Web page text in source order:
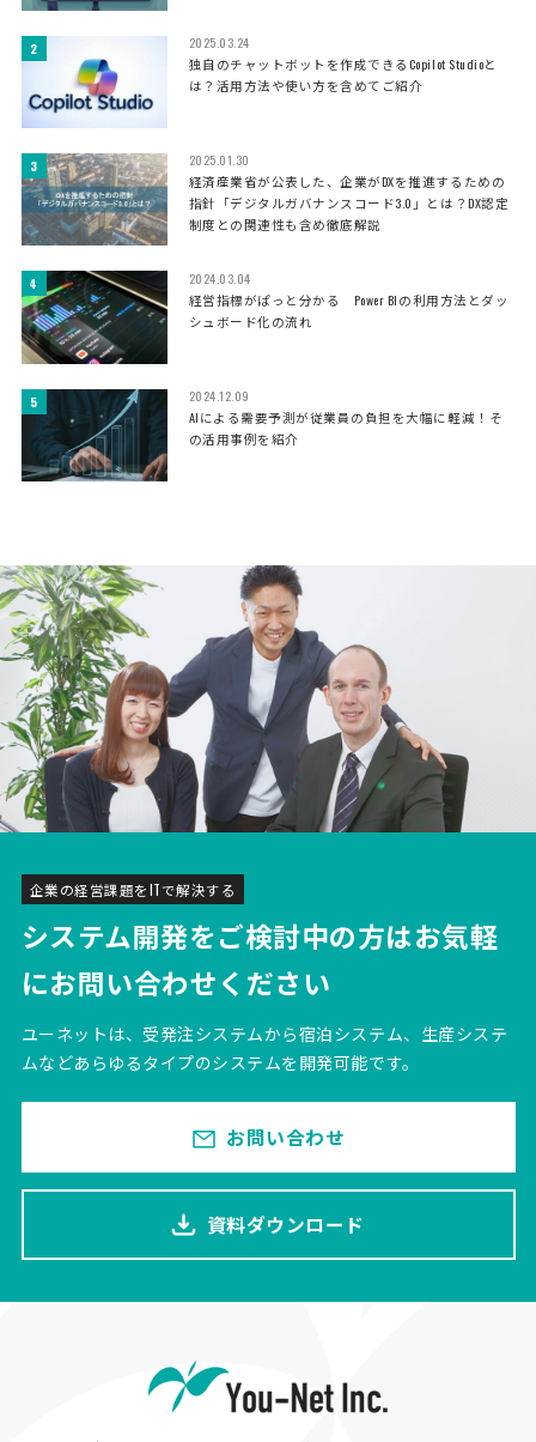
2025.03.24
独自のチャットボットを作成できるCopilot Studioと
は？活用方法や使い方を含めてご紹介
2025.01.30
経済産業省が公表した、企業がDXを推進するための
指針「デジタルガバナンスコード3.0」とは？DX認定
制度との関連性も含め徹底解説
2024.03.04
経営指標がぱっと分かる Power BIの利用方法とダッ
シュボード化の流れ
2024.12.09
AIによる需要予測が従業員の負担を大幅に軽減！そ
の活用事例を紹介
企業の経営課題をITで解決する
システム開発をご検討中の方はお気軽
にお問い合わせください
ユーネットは、受発注システムから宿泊システム、生産システ
ムなどあらゆるタイプのシステムを開発可能です。
お問い合わせ
資料ダウンロード